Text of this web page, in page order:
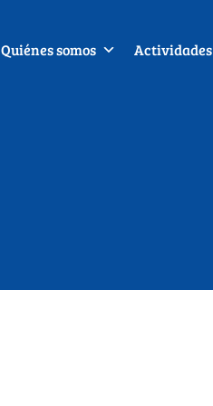
Quiénes somos Actividades